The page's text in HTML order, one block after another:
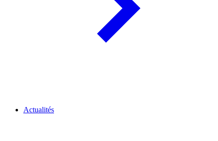
Actualités